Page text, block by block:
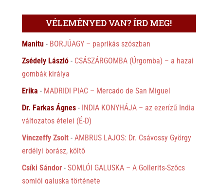
VÉLEMÉNYED VAN? ÍRD MEG!
Manitu- BORJÚAGY – paprikás szószban
Zsédely László- CSÁSZÁRGOMBA (Úrgomba) – a hazai
gombák királya
Erika - MADRIDI PIAC – Mercado de San Miguel
Dr. Farkas Ágnes- INDIA KONYHÁJA – az ezerízű India
változatos ételei (É-D)
Vinczeffy Zsolt- AMBRUS LAJOS: Dr. Csávossy György
erdélyi borász, költő
Csíki Sándor- SOMLÓI GALUSKA – A Gollerits-Szőcs
somlói galuska története